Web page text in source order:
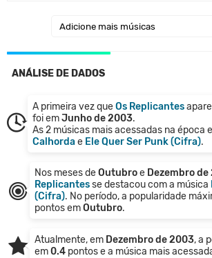
ANÁLISE DE DADOS
A primeira vez queOs Replicantes
foi emJunho de 2003.
As 2 músicas mais acessadas na época
Calhordae Ele Quer Ser Punk (Cifra).
Nos meses deOutubroe Dezembro
Replicantesse destacou com a música
(Cifra). No período, a popularidade
pontos emOutubro.
Atualmente, em Dezembro de 2003, a
em0.4 pontos e a música mais